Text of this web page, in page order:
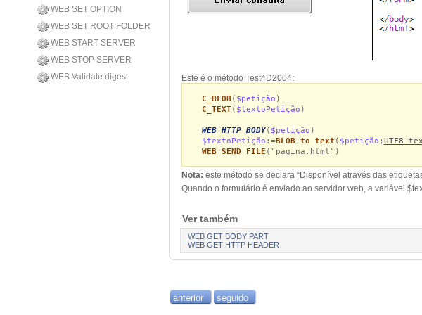
WEB SET OPTION
WEB SET ROOT FOLDER
WEB START SERVER
WEB STOP SERVER
WEB Validate digest
Este é o método Test4D2004:
C_BLOB( $petição )
C_TEXT( $textoPetição )
WEB HTTP BODY( $petição )
$textoPetição :=BLOB to text ( $petição ; UTF8
WEB SEND FILE ("pagina.html")
Nota: este método se declara “Disponível através das
Quando o formulário é enviado ao servidor web, a variável
Ver também
WEB GET BODY PART
WEB GET HTTP HEADER
anterior seguido